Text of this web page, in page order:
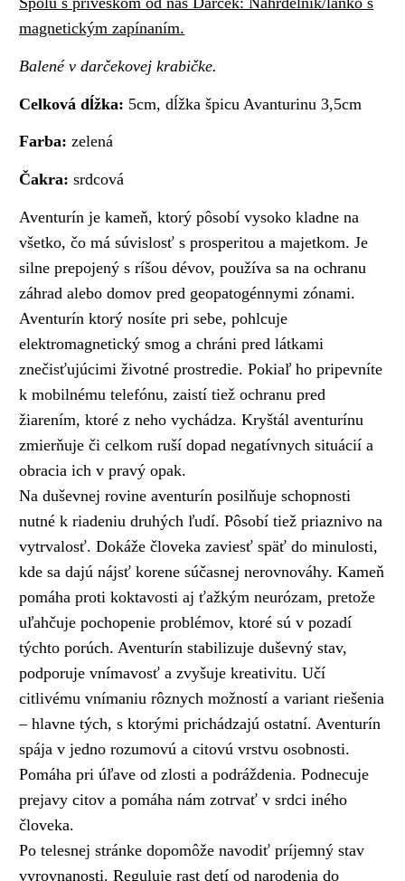
magnetickým zapínaním.
Balené v darčekovej krabičke.
Celková dĺžka: 5cm, dĺžka špicu Avanturinu 3,5cm
Farba: zelená
Čakra:srdcová
Aventurín je kameň, ktorý pôsobí vysoko kladne na
všetko, čo má súvislosť s prosperitou a majetkom. Je
silne prepojený s ríšou dévov, používa sa na ochranu
záhrad alebo domov pred geopatogénnymi zónami.
Aventurín ktorý nosíte pri sebe, pohlcuje
elektromagnetický smog a chráni pred látkami
znečisťujúcimi životné prostredie. Pokiaľ ho pripevníte
k mobilnému telefónu, zaistí tiež ochranu pred
žiarením, ktoré z neho vychádza. Kryštál aventurínu
zmierňuje či celkom ruší dopad negatívnych situácií a
obracia ich v pravý opak.
Na duševnej rovine aventurín posilňuje schopnosti
nutné k riadeniu druhých ľudí. Pôsobí tiež priaznivo na
vytrvalosť. Dokáže človeka zaviesť späť do minulosti,
kde sa dajú nájsť korene súčasnej nerovnováhy. Kameň
pomáha proti koktavosti aj ťažkým neurózam, pretože
uľahčuje pochopenie problémov, ktoré sú v pozadí
týchto porúch. Aventurín stabilizuje duševný stav,
podporuje vnímavosť a zvyšuje kreativitu. Učí
citlivému vnímaniu rôznych možností a variant riešenia
– hlavne tých, s ktorými prichádzajú ostatní. Aventurín
spája v jedno rozumovú a citovú vrstvu osobnosti.
Pomáha pri úľave od zlosti a podráždenia. Podnecuje
prejavy citov a pomáha nám zotrvať v srdci iného
človeka.
Po telesnej stránke dopomôže navodiť príjemný stav
vyrovnanosti. Reguluje rast detí od narodenia do